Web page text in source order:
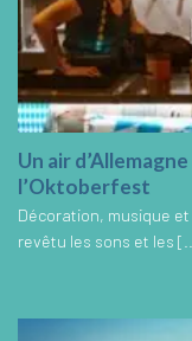
Un air
l’Oktoberfest
Décoration, musique
revêtu les sons et les